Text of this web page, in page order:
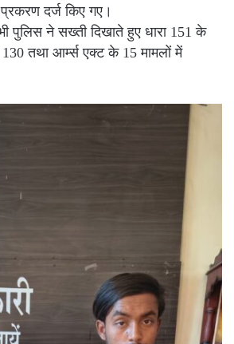
दर्ज किए गए।
पुलिस ने सख्ती दिखाते हुए धारा 151 के
तथा आर्म्स एक्ट के 15 मामलों में